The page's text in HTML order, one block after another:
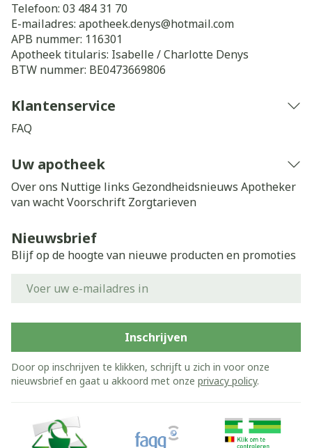
Telefoon: 03 484 31 70
E-mailadres: apotheek.denys@hotmail.com
APB nummer: 116301
Apotheek titularis: Isabelle / Charlotte Denys
BTW nummer: BE0473669806
Klantenservice
FAQ
Uw apotheek
Over ons Nuttige links Gezondheidsnieuws Apotheker
van wachtVoorschrift Zorgtarieven
Nieuwsbrief
Blijf op de hoogte van nieuwe producten en promoties
Inschrijven
Door op inschrijven te klikken, schrijft u zich in voor onze
nieuwsbrief en gaat u akkoord met onze privacy policy.